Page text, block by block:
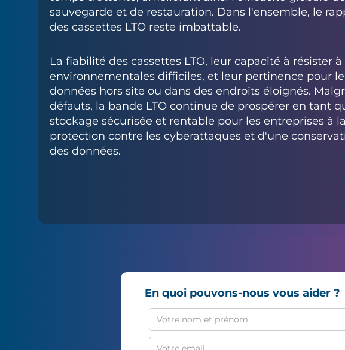
sauvegarde et de restauration. Dans l'ensemble, le
des cassettes LTO reste imbattable.
La fiabilité des cassettes LTO, leur capacité à résister
environnementales difficiles, et leur pertinence pour
données hors site ou dans des endroits éloignés.
défauts, la bande LTO continue de prospérer en tant
stockage sécurisée et rentable pour les entreprises à
protection contre les cyberattaques et d'une
des données.
En quoi pouvons-nous vous aider ?